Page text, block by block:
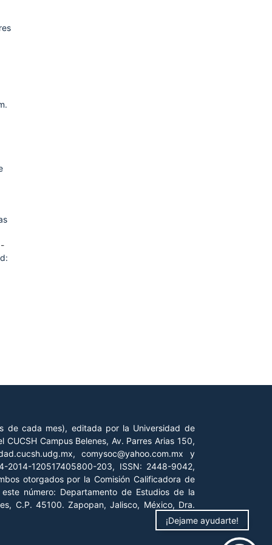
de cada mes), editada por la Universidad de
Campus Belenes, Av. Parres Arias 150,
comysoc@yahoo.com.mx y
2014-120517405800-203, ISSN: 2448-9042,
otorgados por la Comisión Calificadora de
número: Departamento de Estudios de la
C.P. 45100. Zapopan, Jalisco, México, Dra.
¡Dejame ayudarte!